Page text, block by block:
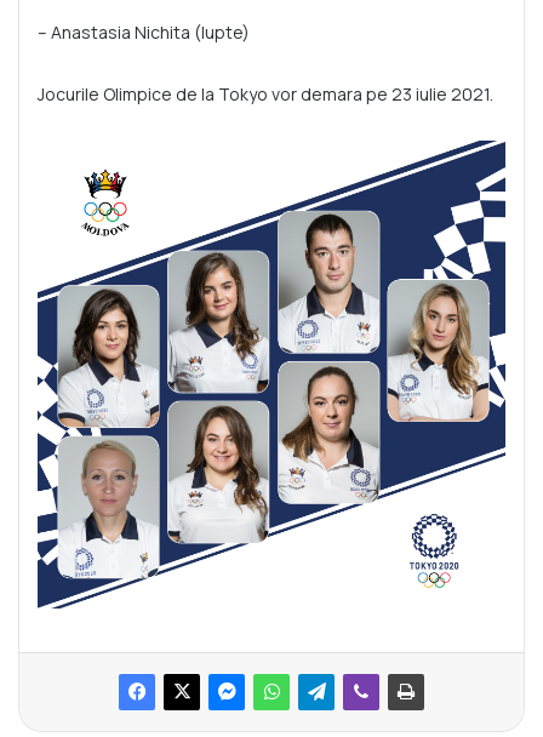
– Anastasia Nichita (lupte)
Jocurile Olimpice de la Tokyo vor demara pe 23 iulie 2021.